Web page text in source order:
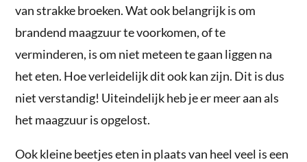
van strakke broeken. Wat ook belangrijk is om
brandend maagzuur te voorkomen, of te
verminderen, is om niet meteen te gaan liggen na
het eten. Hoe verleidelijk dit ook kan zijn. Dit is dus
niet verstandig! Uiteindelijk heb je er meer aan als
het maagzuur is opgelost.
Ook kleine beetjes eten in plaats van heel veel is een